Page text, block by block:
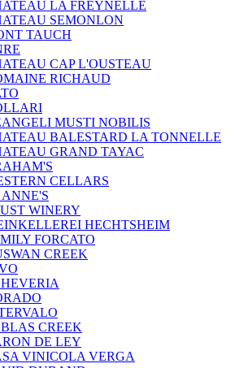
LA FREYNELLE
SEMONLON
TAUCH
CAP L'OUSTEAU
RICHAUD
MUSTI NOBILIS
BALESTARD LA TONNELLE
GRAND TAYAC
CELLARS
ANNE'S
WINERY
HECHTSHEIM
FORCATO
CREEK
CREEK
DE LEY
VINICOLA VERGA